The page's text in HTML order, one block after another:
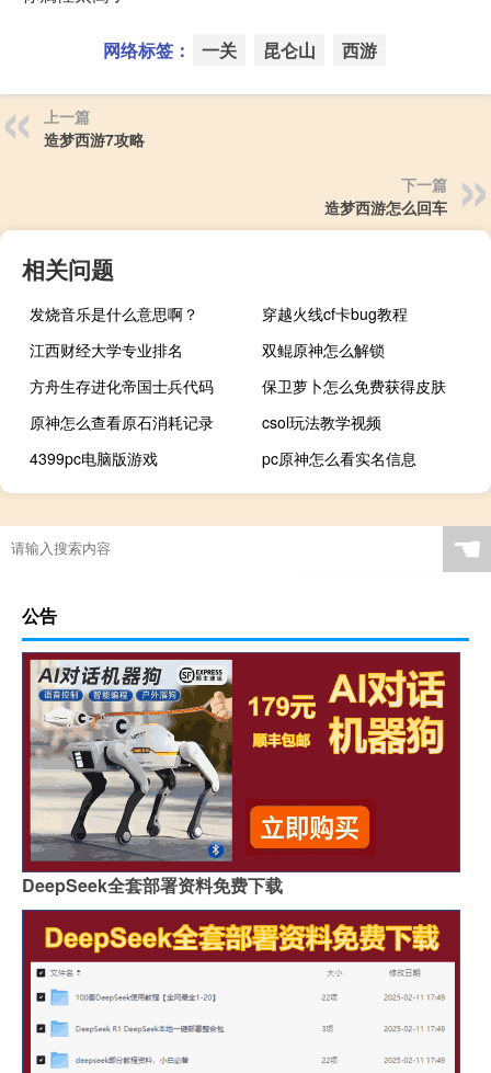
网络标签： 一关 昆仑山 西游
上一篇
造梦西游7攻略
下一篇
造梦西游怎么回车
相关问题
发烧音乐是什么意思啊？
穿越火线cf卡bug教程
江西财经大学专业排名
双鲲原神怎么解锁
方舟生存进化帝国士兵代码
保卫萝卜怎么免费获得皮肤
原神怎么查看原石消耗记录
csol玩法教学视频
4399pc电脑版游戏
pc原神怎么看实名信息
消逝的光芒重启电脑
☚
公告
DeepSeek全套部署资料免费下载